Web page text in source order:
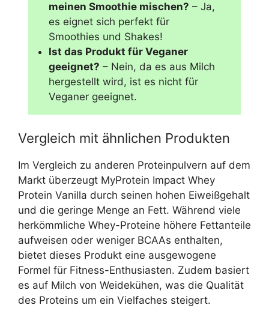
meinen Smoothie mischen? – Ja,
es eignet sich perfekt für
Smoothies und Shakes!
Ist das Produkt für Veganer
geeignet? – Nein, da es aus Milch
hergestellt wird, ist es nicht für
Veganer geeignet.
Vergleich mit ähnlichen Produkten
Im Vergleich zu anderen Proteinpulvern auf dem
Markt überzeugt MyProtein Impact Whey
Protein Vanilla durch seinen hohen Eiweißgehalt
und die geringe Menge an Fett. Während viele
herkömmliche Whey-Proteine höhere Fettanteile
aufweisen oder weniger BCAAs enthalten,
bietet dieses Produkt eine ausgewogene
Formel für Fitness-Enthusiasten. Zudem basiert
es auf Milch von Weidekühen, was die Qualität
des Proteins um ein Vielfaches steigert.